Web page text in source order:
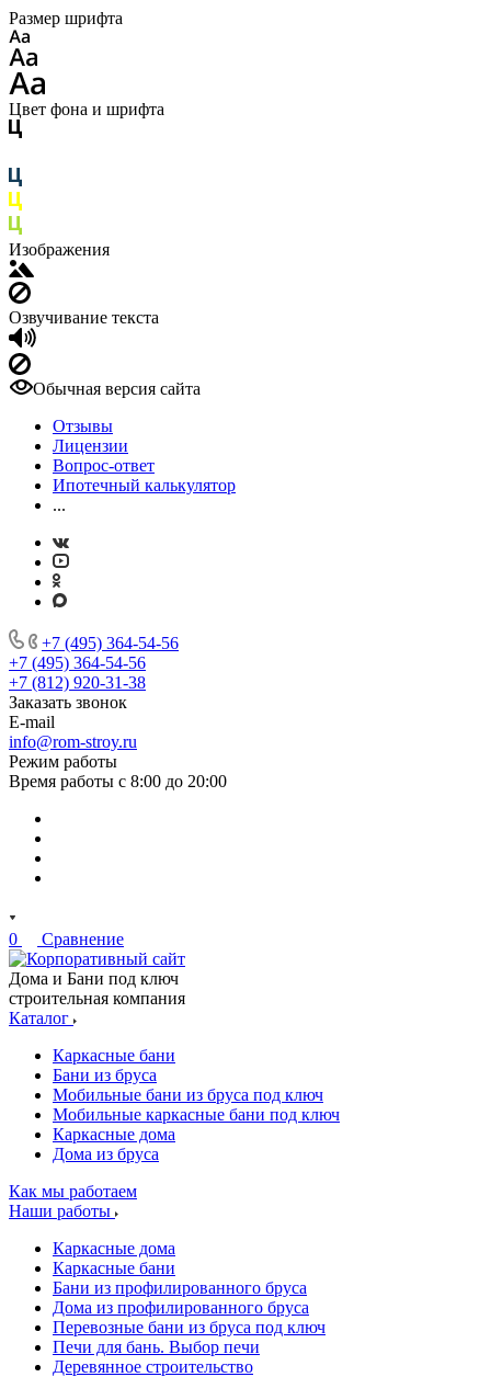
Размер шрифта
Цвет фона и шрифта
Изображения
Озвучивание текста
Обычная версия сайта
Отзывы
Лицензии
Вопрос-ответ
Ипотечный калькулятор
...
+7 (495) 364-54-56
+7 (495) 364-54-56
+7 (812) 920-31-38
Заказать звонок
E-mail
info@rom-stroy.ru
Режим работы
Время работы с 8:00 до 20:00
0 Сравнение
Дома и Бани под ключ
строительная компания
Каталог
Каркасные бани
Бани из бруса
Мобильные бани из бруса под ключ
Мобильные каркасные бани под ключ
Каркасные дома
Дома из бруса
Как мы работаем
Наши работы
Каркасные дома
Каркасные бани
Бани из профилированного бруса
Дома из профилированного бруса
Перевозные бани из бруса под ключ
Печи для бань. Выбор печи
Деревянное строительство